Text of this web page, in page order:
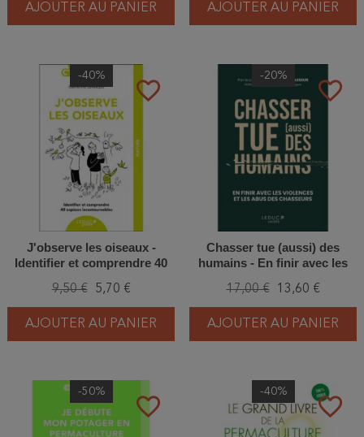
AJOUTER AU PANIER AJOUTER AU PANIER
favorite_border
-40%
J'observe les oiseaux -
Identifier et comprendre 40
9,50 € 5,70 €
AJOUTER AU PANIER
favorite_border
-20%
Chasser tue (aussi) des
humains - En finir avec les
chasseurs
17,00 € 13,60 €
AJOUTER AU PANIER
favorite_border
-50%
favorite_border
-40%